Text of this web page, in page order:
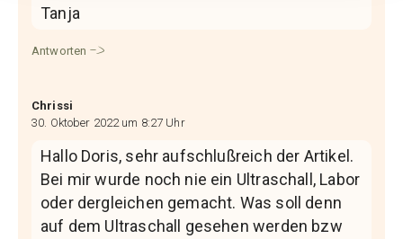
Tanja
Antworten
Chrissi
30. Oktober 2022 um 8:27 Uhr
Hallo Doris, sehr aufschlußreich der Artikel.
Bei mir wurde noch nie ein Ultraschall, Labor
oder dergleichen gemacht. Was soll denn
auf dem Ultraschall gesehen werden bzw